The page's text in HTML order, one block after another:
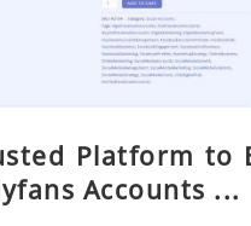
Platform to
Accounts ...